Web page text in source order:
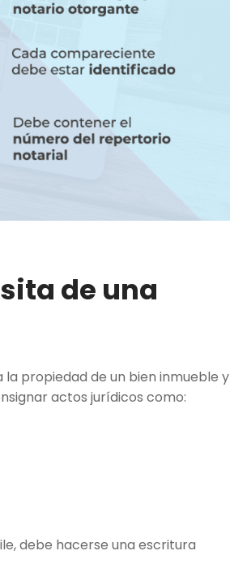
de una
propiedad de un bien inmueble y
actos jurídicos como:
debe hacerse una escritura